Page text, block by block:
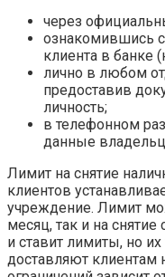
через
ознакомившись
клиента в банке
лично в любом
предоставив
личность;
в телефонном
данные
Лимит на снятие
клиентов
учреждение. Лимит
месяц, так и на
и ставит лимиты, но
доставляют клиентам